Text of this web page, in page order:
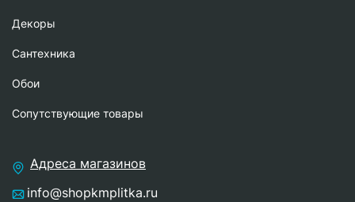
Декоры
Сантехника
Обои
Сопутствующие товары
Адреса магазинов
info@shopkmplitka.ru